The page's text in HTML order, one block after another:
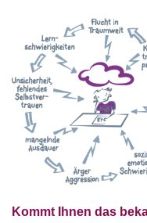
Kommt Ihnen das